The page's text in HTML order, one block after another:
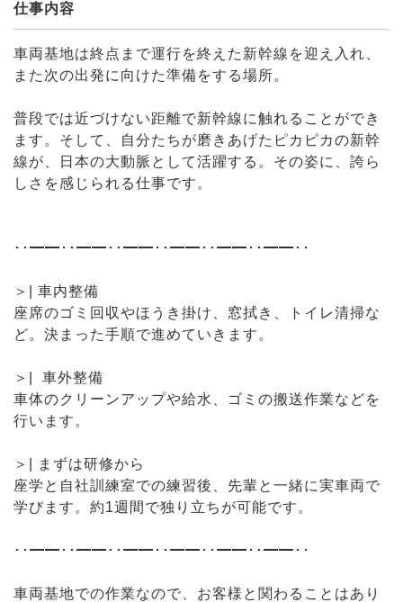
仕事内容
車両基地は終点まで運行を終えた新幹線を迎え入れ、
また次の出発に向けた準備をする場所。
普段では近づけない距離で新幹線に触れることができ
ます。そして、自分たちが磨きあげたピカピカの新幹
線が、日本の大動脈として活躍する。その姿に、誇ら
しさを感じられる仕事です。
･･━━･･━━･･━━･･━━･･━━･･━━･･
＞| 車内整備
座席のゴミ回収やほうき掛け、窓拭き、トイレ清掃な
ど。決まった手順で進めていきます。
＞| 車外整備
車体のクリーンアップや給水、ゴミの搬送作業などを
行います。
＞| まずは研修から
座学と自社訓練室での練習後、先輩と一緒に実車両で
学びます。約1週間で独り立ちが可能です。
･･━━･･━━･･━━･･━━･･━━･･━━･･
車両基地での作業なので、お客様と関わることはあり